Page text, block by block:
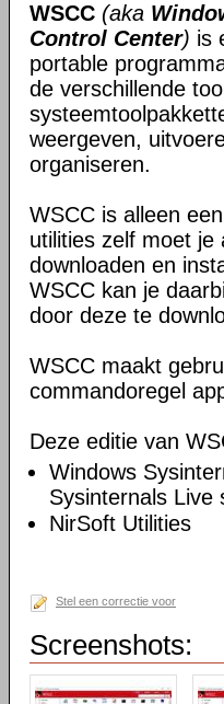
WSCC (aka
Control Center) is
portable
de verschillende
weergeven,
organiseren.
WSCC is alleen
utilities zelf moet je
downloaden en
WSCC kan je
door deze te
WSCC maakt
commandoregel
Deze editie van
Windows
Sysinternals Live
NirSoft Utilities
Stel een correctie voor
Screenshots: